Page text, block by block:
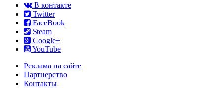
В контакте
Twitter
FaceBook
Steam
Google+
YouTube
Реклама на сайте
Партнерство
Контакты